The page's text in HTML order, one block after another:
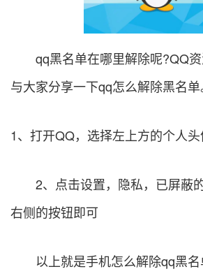
qq黑名单在哪里解除呢?QQ
与大家分享一下qq怎么解除黑名单
1、打开QQ，选择左上方的个人
2、点击设置，隐私，已屏蔽
右侧的按钮即可
以上就是手机怎么解除qq黑名